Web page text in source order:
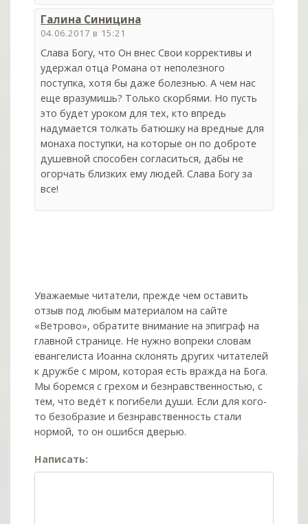
Галина Синицина
04.06.2017 в 15:21
Слава Богу, что Он внес Свои коррективы и
удержал отца Романа от неполезного
поступка, хотя бы даже болезнью. А чем нас
еще вразумишь? Только скорбями. Но пусть
это будет уроком для тех, кто впредь
надумается толкать батюшку на вредные для
монаха поступки, на которые он по доброте
душевной способен согласиться, дабы не
огорчать близких ему людей. Слава Богу за
все!
Уважаемые читатели, прежде чем оставить
отзыв под любым материалом на сайте
«Ветрово», обратите внимание на эпиграф на
главной странице. Не нужно вопреки словам
евангелиста Иоанна склонять других читателей
к дружбе с мiром, которая есть вражда на Бога.
Мы боремся с грехом и без­нрав­ствен­ностью, с
тем, что ведёт к погибели души. Если для кого-
то безобразие и безнравственность стали
нормой, то он ошибся дверью.
Написать: